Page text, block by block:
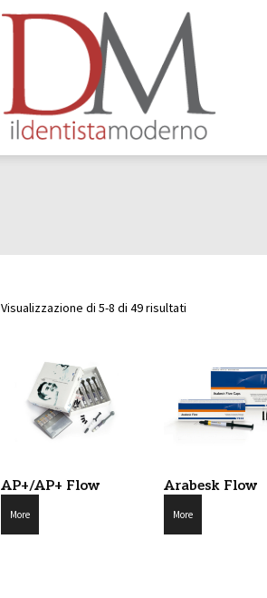
Visualizzazione di 5-8 di 49 risultati
AP+/AP+ Flow
More
Arabesk Flow
More